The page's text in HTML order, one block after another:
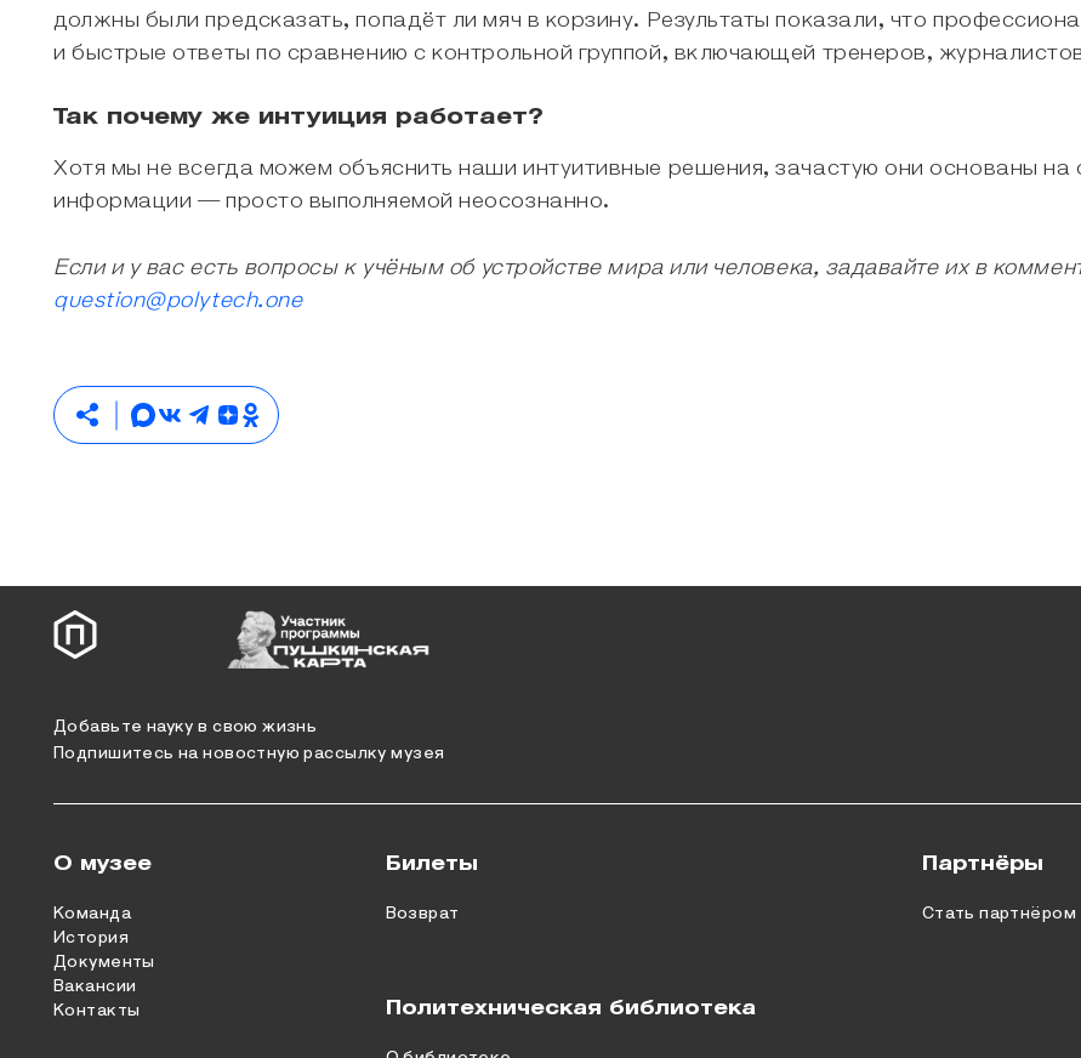
должны были предсказать, попадёт ли мяч в корзину. Результаты показали, что
и быстрые ответы по сравнению с контрольной группой, включающей тренеров,
Так почему же интуиция работает?
Хотя мы не всегда можем объяснить наши интуитивные решения, зачастую они основаны на
информации — просто выполняемой неосознанно.
Если и у вас есть вопросы к учёным об устройстве мира или человека, задавайте их в
question@polytech.one
Добавьте науку в свою жизнь
Подпишитесь на новостную рассылку музея
О музее
Команда
История
Документы
Вакансии
Контакты
Билеты
Возврат
Партнёры
Стать партнёром
Политехническая библиотека